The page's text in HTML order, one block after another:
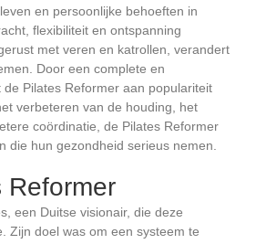
en persoonlijke behoeften in
flexibiliteit en ontspanning
met veren en katrollen, verandert
Door een complete en
Pilates Reformer aan populariteit
verbeteren van de houding, het
coördinatie, de Pilates Reformer
die hun gezondheid serieus nemen.
Reformer
een Duitse visionair, die deze
Zijn doel was om een systeem te